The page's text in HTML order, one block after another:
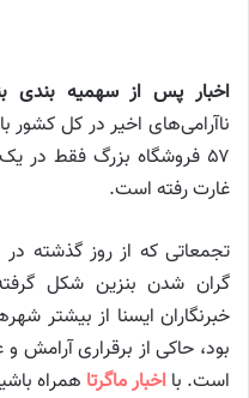
اخبار پس از سهمیه بندی
۵۷ فروشگاه بزرگ فقط در
غارت رفته است.
تجمعاتی که از روز گذشته
گران شدن بنزین شکل
خبرنگاران ایسنا از بیشتر
بود، حاکی از برقراری آرامش
است. با اخبار ماگرتا همراه